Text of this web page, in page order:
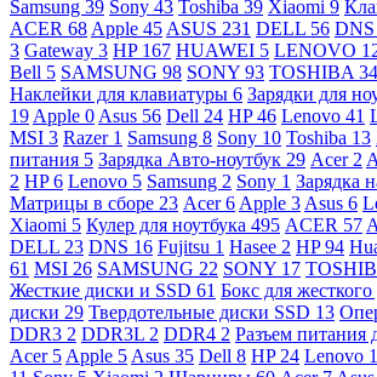
Samsung 39 Sony 43 Toshiba 39 Xiaomi 9
ACER 68 Apple 45 ASUS 231 DELL 56 DNS
3 Gateway 3 HP 167 HUAWEI 5 LENOVO
Bell 5 SAMSUNG 98 SONY 93 TOSHIBA 34
Наклейки для клавиатуры 6 Зарядки для
19 Apple 0 Asus 56 Dell 24 HP46 Lenovo 41
MSI 3 Razer 1 Samsung 8 Sony 10 Toshiba 13
питания 5 Зарядка Авто-ноутбук 29 Acer 2
2 HP6 Lenovo 5 Samsung 2 Sony 1 Зарядка
Матрицы в сборе 23 Acer6 Apple 3 Asus 6
Xiaomi 5 Кулер для ноутбука 495 ACER 57
DELL 23 DNS 16 Fujitsu 1 Hasee 2 HP94
61 MSI 26 SAMSUNG 22 SONY 17
Жесткие диски и SSD 61 Бокс для жесткого
диски 29 Твердотельные диски SSD 13
DDR3 2 DDR3L 2 DDR4 2 Разъем питания
Acer 5 Apple 5 Asus 35 Dell 8 HP 24 Lenovo